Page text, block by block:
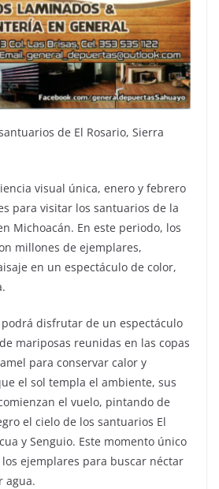
de El Rosario, Sierra
visual única, enero y febrero
para visitar los santuarios de la
Michoacán. En este periodo, los
millones de ejemplares,
en un espectáculo de color,
disfrutar de un espectáculo
mariposas reunidas en las copas
para conservar calor y
el sol templa el ambiente, sus
el vuelo, pintando de
el cielo de los santuarios El
y Senguio. Este momento único
ejemplares para buscar néctar
agua.